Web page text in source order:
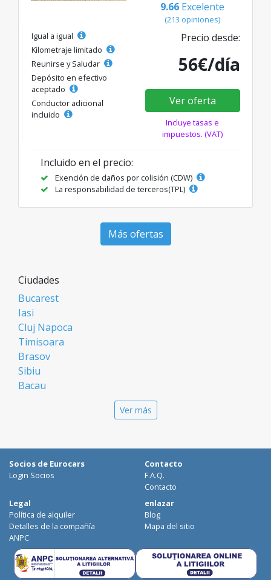
9.66 Excelente
(213 opiniones)
Igual a igual
Kilometraje limitado
Reunirse y Saludar
Depósito en efectivo
aceptado
Conductor adicional
incluido
Precio desde:
56€/día
Ver oferta
Incluye tasas e
impuestos. (VAT)
Incluido en el precio:
Exención de daños por colisión (CDW)
La responsabilidad de terceros(TPL)
Más ofertas
Ciudades
Bucarest
Iasi
Cluj Napoca
Timisoara
Brasov
Sibiu
Bacau
Galati
Suceava
Focsani
Targoviste
Ploiesti
Craiova
Botosani
Deva
Ver más
Socios de Eurocars
Login Socios
Contacto
F.A.Q.
Contacto
Legal
Política de alquiler
Detalles de la compañía
ANPC
enlazar
Blog
Mapa del sitio